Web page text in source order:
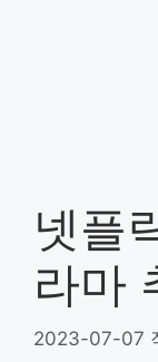
넷플
라마
2023-07-07